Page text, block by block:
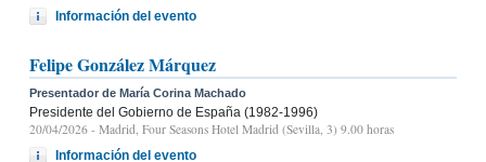
Información del evento
Felipe González Márquez
Presentador de María Corina Machado
Presidente del Gobierno de España (1982-1996)
20/04/2026 - Madrid, Four Seasons Hotel Madrid (Sevilla, 3) 9.00 horas
Información del evento